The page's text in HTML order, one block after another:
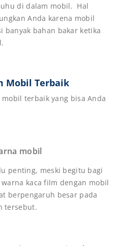
di dalam mobil. Hal
Anda karena mobil
banyak bahan bakar ketika
Mobil Terbaik
terbaik yang bisa Anda
mobil
penting, meski begitu bagi
kaca film dengan mobil
berpengaruh besar pada
tersebut.